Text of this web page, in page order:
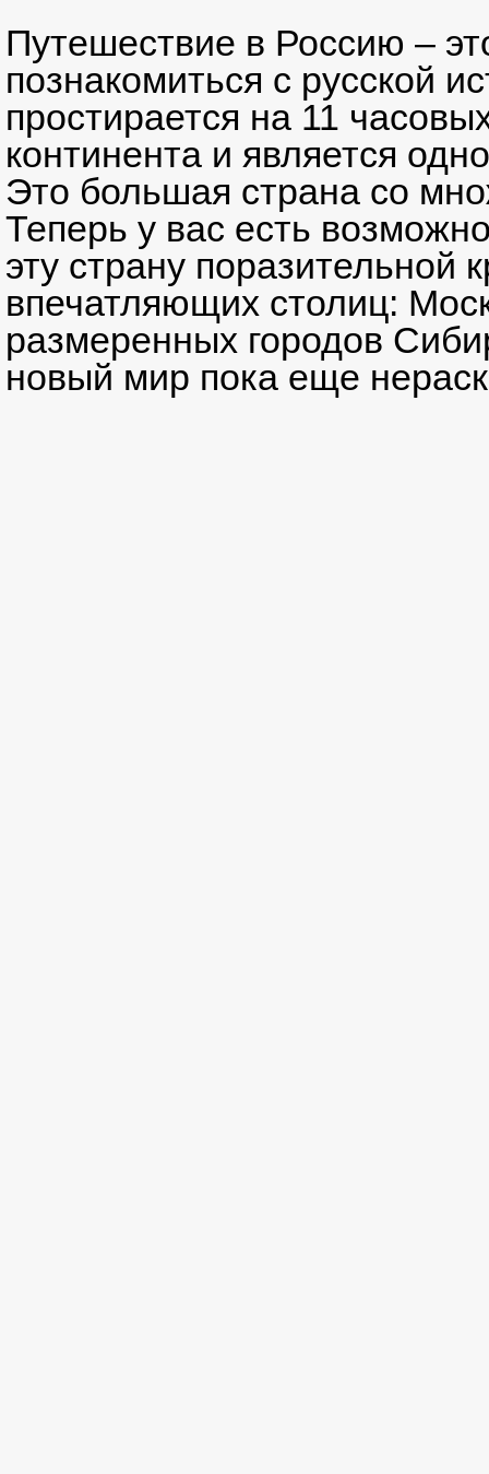
Путешествие в Россию –
познакомиться с русской
простирается на 11
континента и является
Это большая страна со
Теперь у вас есть
эту страну поразительной
впечатляющих столиц:
размеренных городов
новый мир пока еще